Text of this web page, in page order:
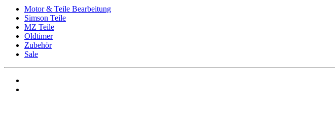
Motor & Teile Bearbeitung
Simson Teile
MZ Teile
Oldtimer
Zubehör
Sale